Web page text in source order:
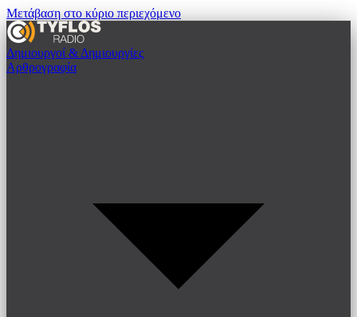
Μετάβαση στο κύριο περιεχόμενο
Δημιουργοί & Δημιουργίες
Αρθρογραφία